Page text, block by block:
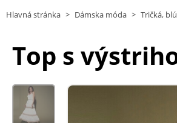
Hlavná stránka > Dámska móda > Tričká,
Top s